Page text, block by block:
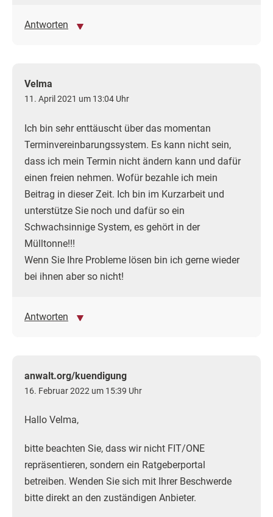
Antworten
Velma
11. April 2021 um 13:04 Uhr
Ich bin sehr enttäuscht über das momentan
Terminvereinbarungssystem. Es kann nicht sein,
dass ich mein Termin nicht ändern kann und dafür
einen freien nehmen. Wofür bezahle ich mein
Beitrag in dieser Zeit. Ich bin im Kurzarbeit und
unterstütze Sie noch und dafür so ein
Schwachsinnige System, es gehört in der
Mülltonne!!!
Wenn Sie Ihre Probleme lösen bin ich gerne wieder
bei ihnen aber so nicht!
Antworten
anwalt.org/kuendigung
16. Februar 2022 um 15:39 Uhr
Hallo Velma,
bitte beachten Sie, dass wir nicht FIT/ONE
repräsentieren, sondern ein Ratgeberportal
betreiben. Wenden Sie sich mit Ihrer Beschwerde
bitte direkt an den zuständigen Anbieter.